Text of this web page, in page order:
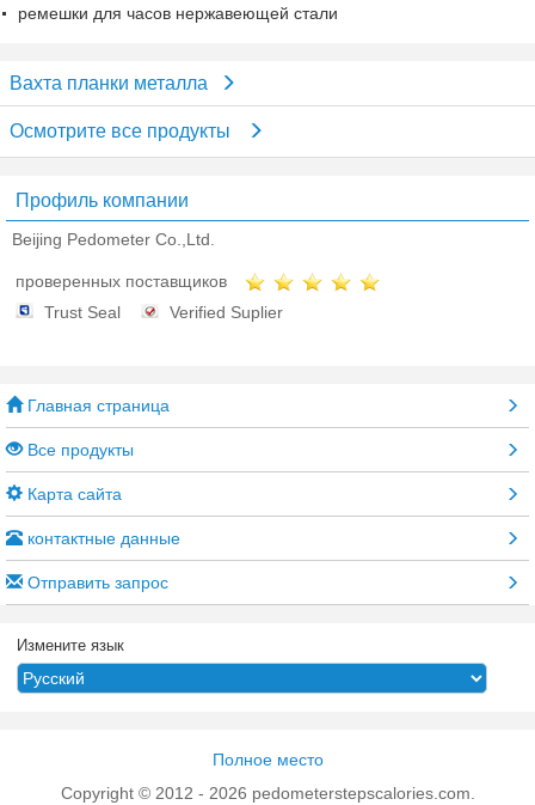
ремешки для часов нержавеющей стали
Вахта планки металла
Осмотрите все продукты
Профиль компании
Beijing Pedometer Co.,Ltd.
проверенных поставщиков
Trust Seal
Verified Suplier
Главная страница
Все продукты
Карта сайта
контактные данные
Отправить запрос
Измените язык
Полное место
Copyright © 2012 - 2026 pedometerstepscalories.com.